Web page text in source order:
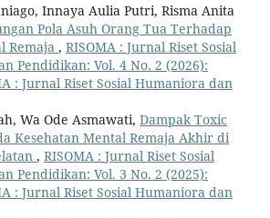
Innaya Aulia Putri, Risma Anita
Pola Asuh Orang Tua Terhadap
Remaja , RISOMA : Jurnal Riset Sosial
Pendidikan: Vol. 4 No. 2 (2026):
: Jurnal Riset Sosial Humaniora dan
Wa Ode Asmawati, Dampak Toxic
Kesehatan Mental Remaja Akhir di
, RISOMA : Jurnal Riset Sosial
Pendidikan: Vol. 3 No. 2 (2025):
: Jurnal Riset Sosial Humaniora dan